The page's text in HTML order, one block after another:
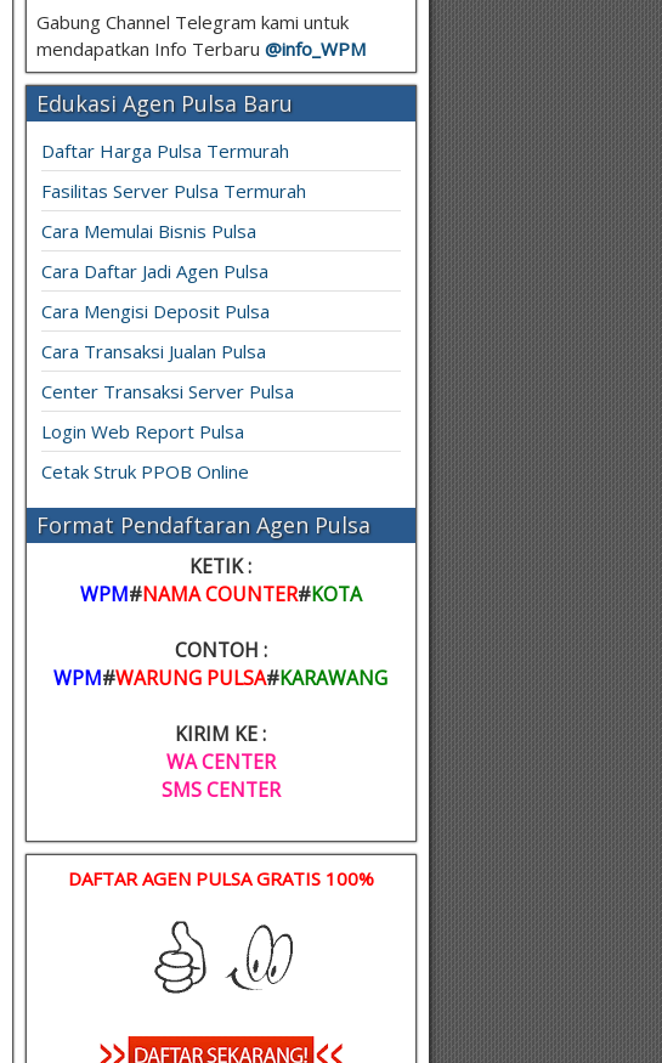
Gabung Channel Telegram kami untuk
mendapatkan Info Terbaru @info_ WPM
Edukasi Agen Pulsa Baru
Daftar Harga Pulsa Termurah
Fasilitas Server Pulsa Termurah
Cara Memulai Bisnis Pulsa
Cara Daftar Jadi Agen Pulsa
Cara Mengisi Deposit Pulsa
Cara Transaksi Jualan Pulsa
Center Transaksi Server Pulsa
Login Web Report Pulsa
Cetak Struk PPOB Online
Format Pendaftaran Agen Pulsa
KETIK :
WPM#NAMA COUNTER#KOTA
CONTOH :
WPM#WARUNG PULSA#KARAWANG
KIRIM KE :
WA CENTER
SMS CENTER
DAFTAR AGEN PULSA GRATIS 100%